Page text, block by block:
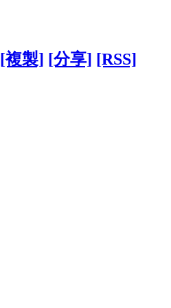
[複製] [分享] [RSS]